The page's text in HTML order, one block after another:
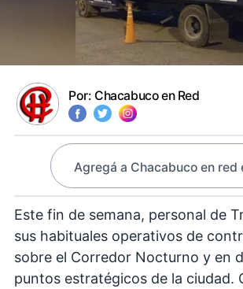
Por: Chacabuco en Red
Agregá a Chacabuco en red
Este fin de semana, personal de
sus habituales operativos de
sobre el Corredor Nocturno y en
puntos estratégicos de la ciudad.